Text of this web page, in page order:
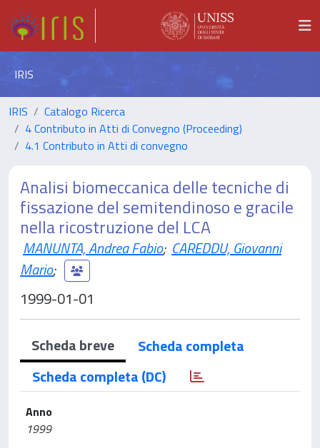
IRIS
IRIS
Catalogo Ricerca
4 Contributo in Atti di Convegno (Proceeding)
4.1 Contributo in Atti di convegno
Analisi biomeccanica delle tecniche di
fissazione del semitendinoso e gracile
nella ricostruzione del LCA
MANUNTA, Andrea Fabio; CAREDDU, Giovanni
Mario;
1999-01-01
Scheda breve
Scheda completa
Scheda completa (DC)
Anno
1999